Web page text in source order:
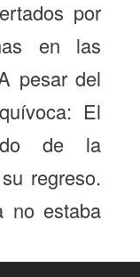
por
en las
pesar del
El
de la
regreso.
no estaba